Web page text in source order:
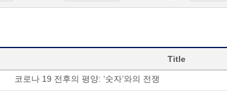
Title
코로나 19 전후의 평양: ‘숫자’와의 전쟁